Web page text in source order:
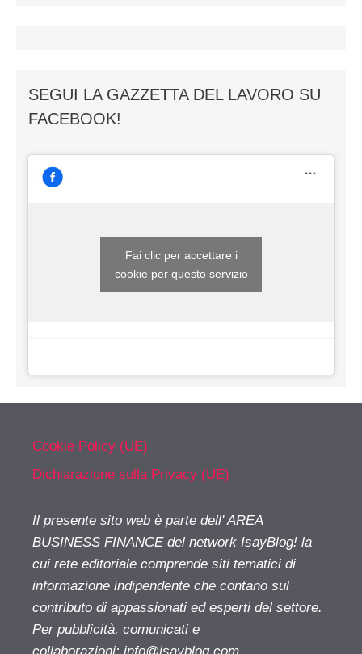
SEGUI LA GAZZETTA DEL LAVORO SU
FACEBOOK!
Fai clic per accettare i
cookie per questo servizio
Cookie Policy (UE)
Dichiarazione sulla Privacy (UE)
Il presente sito web è parte dell' AREA
BUSINESS FINANCE del network IsayBlog! la
cui rete editoriale comprende siti tematici di
informazione indipendente che contano sul
contributo di appassionati ed esperti del settore.
Per pubblicità, comunicati e